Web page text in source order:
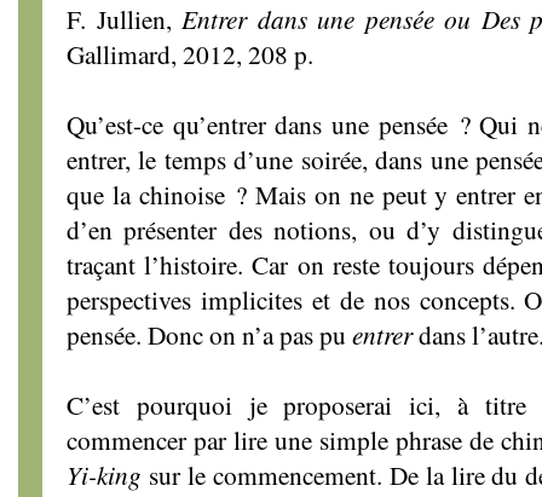
F. Jullien,Entrer dans une pensée ou Des
Gallimard, 2012, 208 p.
Qu’est-ce qu’entrer dans une pensée ? Qui
entrer, le temps d’une soirée, dans une
que la chinoise ? Mais on ne peut y entrer
d’en présenter des notions, ou d’y
traçant l’histoire. Car on reste toujours
perspectives implicites et de nos concepts.
pensée. Donc on n’a pas pu entrerdans
C’est pourquoi je proposerai ici, à titre
commencer par lire une simple phrase de
Yi-king sur le commencement. De la lire du